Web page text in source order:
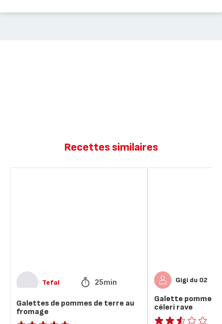
Recettes similaires
Tefal 25min
Galettes de pommes de terre au
fromage
Gigi du 02
Galette pommes
céleri rave